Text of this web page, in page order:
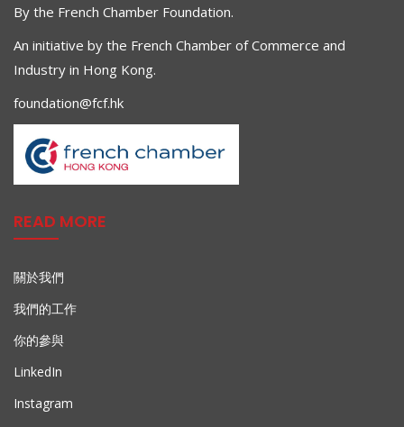
By the French Chamber Foundation.
An initiative by the French Chamber of Commerce and
Industry in Hong Kong.
foundation@fcf.hk
READ MORE
關於我們
我們的工作
你的參與
LinkedIn
Instagram